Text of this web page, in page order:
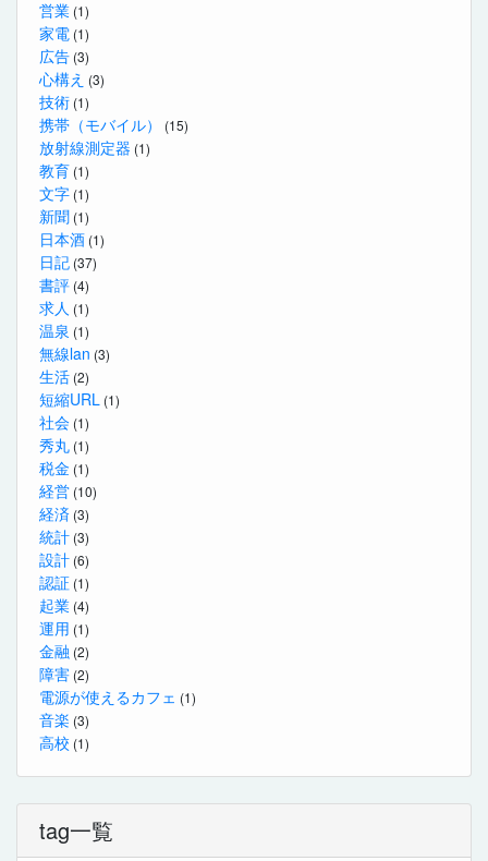
営業 (1)
家電 (1)
広告 (3)
心構え (3)
技術 (1)
携帯（モバイル） (15)
放射線測定器 (1)
教育 (1)
文字 (1)
新聞 (1)
日本酒 (1)
日記 (37)
書評 (4)
求人 (1)
温泉 (1)
無線lan (3)
生活 (2)
短縮URL (1)
社会 (1)
秀丸 (1)
税金 (1)
経営 (10)
経済 (3)
統計 (3)
設計 (6)
認証 (1)
起業 (4)
運用 (1)
金融 (2)
障害 (2)
電源が使えるカフェ (1)
音楽 (3)
高校 (1)
tag一覧